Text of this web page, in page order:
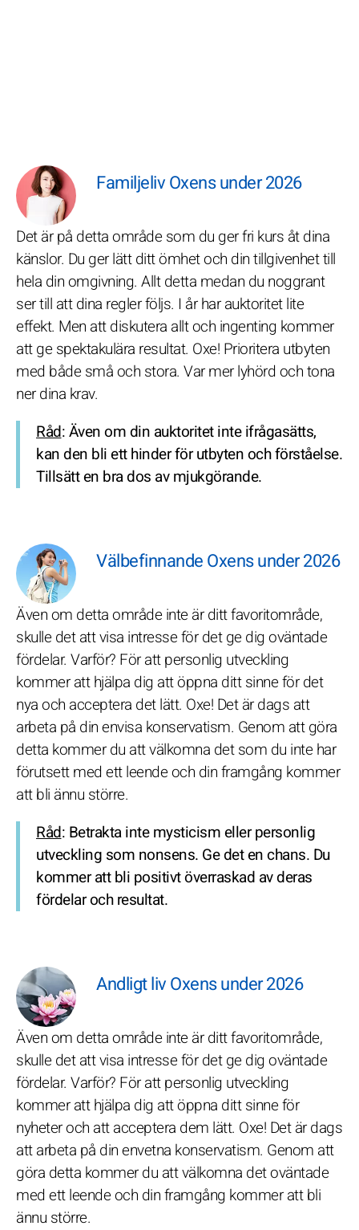
Familjeliv Oxens under 2026
Det är på detta område som du ger fri kurs åt dina
känslor. Du ger lätt ditt ömhet och din tillgivenhet till
hela din omgivning. Allt detta medan du noggrant
ser till att dina regler följs. I år har auktoritet lite
effekt. Men att diskutera allt och ingenting kommer
att ge spektakulära resultat. Oxe! Prioritera utbyten
med både små och stora. Var mer lyhörd och tona
ner dina krav.
Råd: Även om din auktoritet inte ifrågasätts,
kan den bli ett hinder för utbyten och förståelse.
Tillsätt en bra dos av mjukgörande.
Välbefinnande Oxens under 2026
Även om detta område inte är ditt favoritområde,
skulle det att visa intresse för det ge dig oväntade
fördelar. Varför? För att personlig utveckling
kommer att hjälpa dig att öppna ditt sinne för det
nya och acceptera det lätt. Oxe! Det är dags att
arbeta på din envisa konservatism. Genom att göra
detta kommer du att välkomna det som du inte har
förutsett med ett leende och din framgång kommer
att bli ännu större.
Råd: Betrakta inte mysticism eller personlig
utveckling som nonsens. Ge det en chans. Du
kommer att bli positivt överraskad av deras
fördelar och resultat.
Andligt liv Oxens under 2026
Även om detta område inte är ditt favoritområde,
skulle det att visa intresse för det ge dig oväntade
fördelar. Varför? För att personlig utveckling
kommer att hjälpa dig att öppna ditt sinne för
nyheter och att acceptera dem lätt. Oxe! Det är dags
att arbeta på din envetna konservatism. Genom att
göra detta kommer du att välkomna det oväntade
med ett leende och din framgång kommer att bli
ännu större.